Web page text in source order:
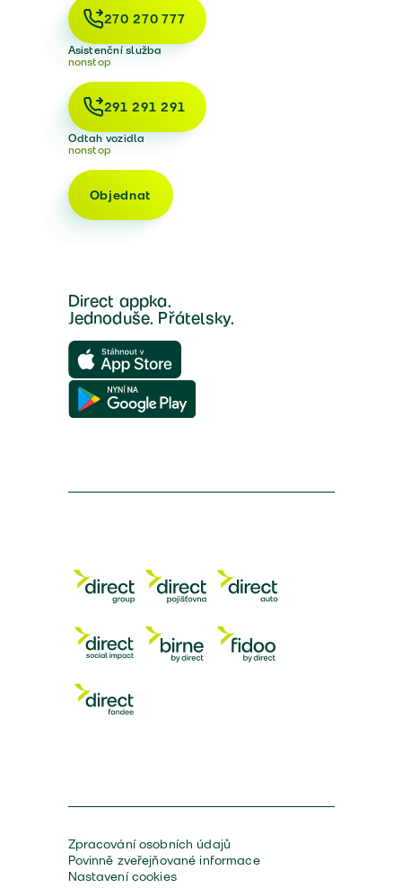
270 270 777
Asistenční služba
nonstop
291 291 291
Odtah vozidla
nonstop
Objednat
Direct appka.
Jednoduše. Přátelsky.
Zpracování osobních údajů
Povinně zveřejňované informace
Nastavení cookies